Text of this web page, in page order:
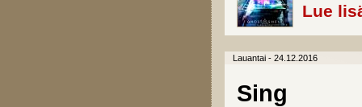
Lue
Lauantai - 24.12.2016
Sing